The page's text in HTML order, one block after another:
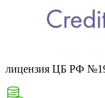
лицензия ЦБ РФ